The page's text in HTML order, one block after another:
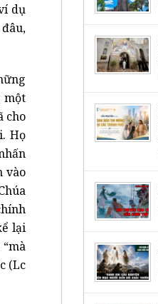
dụ
một
cho
Họ
vào
lại
(Lc